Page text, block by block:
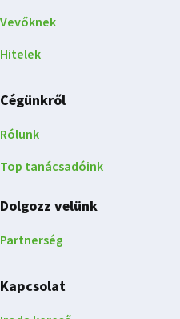
Vevőknek
Hitelek
Cégünkről
Rólunk
Top tanácsadóink
Dolgozz velünk
Partnerség
Kapcsolat